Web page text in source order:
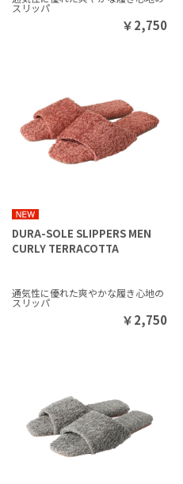
スリッパ
￥2,750
DURA-SOLE SLIPPERS MEN
CURLY TERRACOTTA
通気性に優れた爽やかな履き心地の
スリッパ
￥2,750